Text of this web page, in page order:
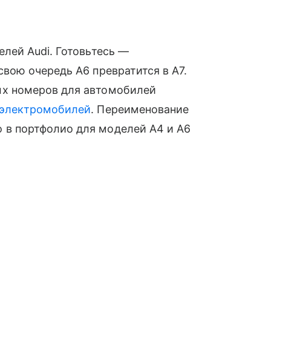
Audi. Готовьтесь —
очередь A6 превратится в A7.
номеров для автомобилей
электромобилей. Переименование
в портфолио для моделей A4 и A6